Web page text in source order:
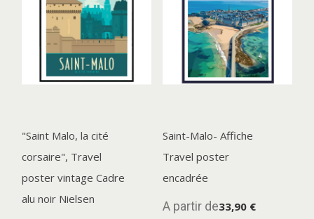
"Saint Malo, la cité
corsaire", Travel
poster vintage Cadre
alu noir Nielsen
Saint-Malo- Affiche
Travel poster
encadrée
A partir de33,90 €